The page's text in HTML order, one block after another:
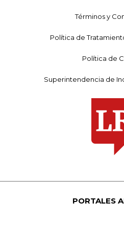
Términos y
Política de
Política de
Superintendencia de
PORTALES